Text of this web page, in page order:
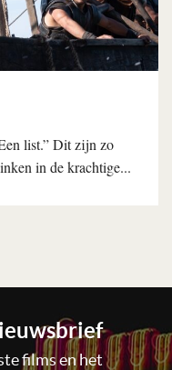
list.” Dit zijn zo
in de krachtige...
films en het